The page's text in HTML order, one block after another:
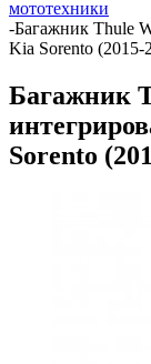
мототехники
-Багажник Thule
Kia Sorento (2015-
Багажник
Sorento